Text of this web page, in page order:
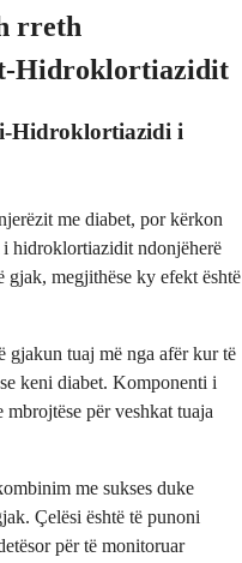
rreth
Hidroklortiazidit
Hidroklortiazidi i
me diabet, por kërkon
hidroklortiazidit ndonjëherë
gjak, megjithëse ky efekt është
gjakun tuaj më nga afër kur të
keni diabet. Komponenti i
për veshkat tuaja
me sukses duke
Çelësi është të punoni
për të monitoruar